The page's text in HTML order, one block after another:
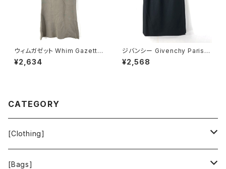
ウィムガゼット Whim Gazette
スカート ロング フレア 無地 レ
ーヨン ウエストゴム ベージュ系
¥2,634
ジバンシー Givenchy Paris
スカート 巻きスカート 黒 38サ
イズ 900700
¥2,568
CATEGORY
[Clothing]
Krochet Kids International
[Bags]